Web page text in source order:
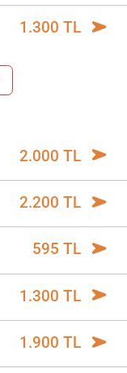
1.300 TL
2.000 TL
2.200 TL
595 TL
1.300 TL
1.900 TL